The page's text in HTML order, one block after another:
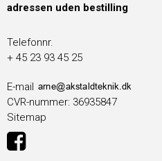
adressen uden bestilling
Telefonnr.
+ 45 23 93 45 25
E-mail
CVR-nummer: 36935847
Sitemap